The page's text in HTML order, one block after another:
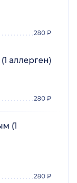
280 ₽
аллерген)
280 ₽
(1
280 ₽